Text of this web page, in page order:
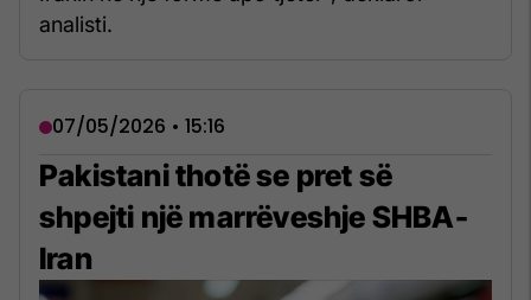
analisti.
07/05/2026 • 15:16
Pakistani thotë se pret së
shpejti një marrëveshje SHBA-
Iran